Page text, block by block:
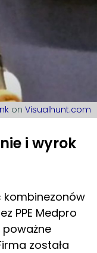
on Visualhunt.com
i wyrok
kombinezonów
PPE Medpro
poważne
została